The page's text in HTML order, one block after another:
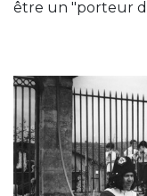
être un "porteur